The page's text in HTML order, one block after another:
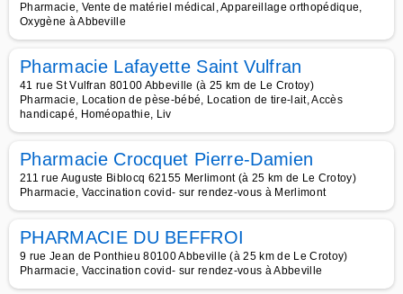
Pharmacie, Vente de matériel médical, Appareillage orthopédique,
Oxygène à Abbeville
Pharmacie Lafayette Saint Vulfran
41 rue St Vulfran 80100 Abbeville (à 25 km de Le Crotoy)
Pharmacie, Location de pèse-bébé, Location de tire-lait, Accès
handicapé, Homéopathie, Liv
Pharmacie Crocquet Pierre-Damien
211 rue Auguste Biblocq 62155 Merlimont (à 25 km de Le Crotoy)
Pharmacie, Vaccination covid- sur rendez-vous à Merlimont
PHARMACIE DU BEFFROI
9 rue Jean de Ponthieu 80100 Abbeville (à 25 km de Le Crotoy)
Pharmacie, Vaccination covid- sur rendez-vous à Abbeville